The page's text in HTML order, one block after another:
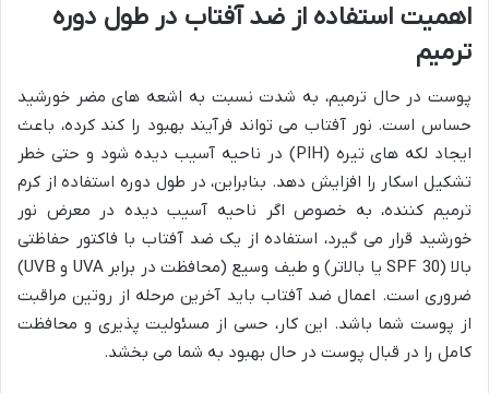
اهمیت استفاده از ضد آفتاب در طول دوره
ترمیم
پوست در حال ترمیم، به شدت نسبت به اشعه های مضر خورشید
حساس است. نور آفتاب می تواند فرآیند بهبود را کند کرده، باعث
ایجاد لکه های تیره (PIH) در ناحیه آسیب دیده شود و حتی خطر
تشکیل اسکار را افزایش دهد. بنابراین، در طول دوره استفاده از کرم
ترمیم کننده، به خصوص اگر ناحیه آسیب دیده در معرض نور
خورشید قرار می گیرد، استفاده از یک ضد آفتاب با فاکتور حفاظتی
بالا (SPF 30 یا بالاتر) و طیف وسیع (محافظت در برابر UVA و UVB)
ضروری است. اعمال ضد آفتاب باید آخرین مرحله از روتین مراقبت
از پوست شما باشد. این کار، حسی از مسئولیت پذیری و محافظت
کامل را در قبال پوست در حال بهبود به شما می بخشد.